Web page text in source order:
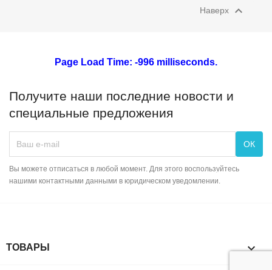
Наверх 
Page Load Time: -996 milliseconds.
Получите наши последние новости и
специальные предложения
Вы можете отписаться в любой момент. Для этого воспользуйтесь
нашими контактными данными в юридическом уведомлении.
ТОВАРЫ 